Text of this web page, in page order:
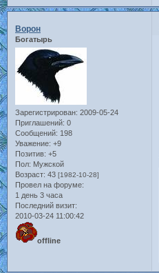
Ворон
Богатырь
Зарегистрирован: 2009-05-24
Приглашений: 0
Сообщений: 198
Уважение: +9
Позитив: +5
Пол: Мужской
Возраст: 43 [1982-10-28]
Провел на форуме:
1 день 3 часа
Последний визит:
2010-03-24 11:00:42
offline